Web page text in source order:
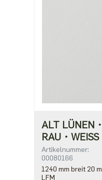
ALT LÜNEN・
RAU・WEISS
Artikelnummer:
00080166
1240 mm breit 20 m
LFM